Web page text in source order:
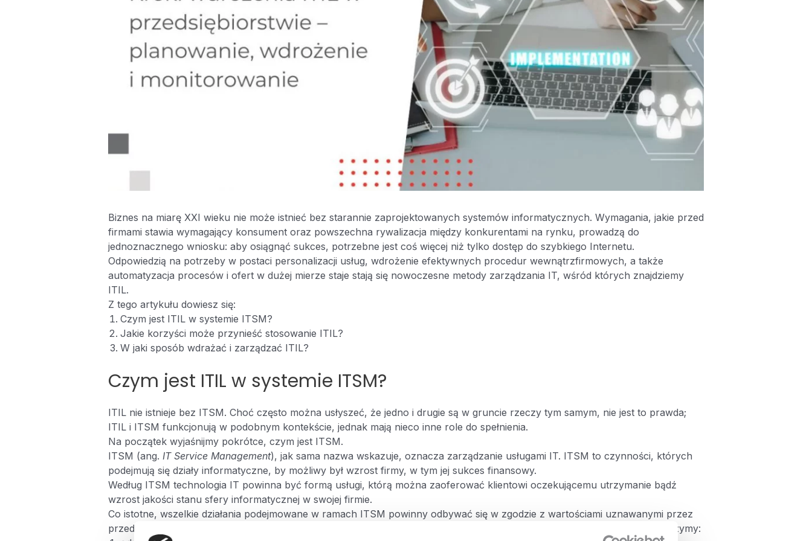
Biznes na miarę XXI wieku nie może istnieć bez starannie zaprojektowanych systemów informatycznych. Wymagania, jakie przed
firmami stawia wymagający konsument oraz powszechna rywalizacja między konkurentami na rynku, prowadzą do
jednoznacznego wniosku: aby osiągnąć sukces, potrzebne jest coś więcej niż tylko dostęp do szybkiego Internetu.
Odpowiedzią na potrzeby w postaci personalizacji usług, wdrożenie efektywnych procedur wewnątrzfirmowych, a także
automatyzacja procesów i ofert w dużej mierze staje stają się nowoczesne metody zarządzania IT, wśród których znajdziemy
ITIL.
Z tego artykułu dowiesz się:
Czym jest ITIL w systemie ITSM?
Jakie korzyści może przynieść stosowanie ITIL?
W jaki sposób wdrażać i zarządzać ITIL?
Czym jest ITIL w systemie ITSM?
ITIL nie istnieje bez ITSM. Choć często można usłyszeć, że jedno i drugie są w gruncie rzeczy tym samym, nie jest to prawda;
ITIL i ITSM funkcjonują w podobnym kontekście, jednak mają nieco inne role do spełnienia.
Na początek wyjaśnijmy pokrótce, czym jest ITSM.
ITSM (ang. IT Service Management), jak sama nazwa wskazuje, oznacza zarządzanie usługami IT. ITSM to czynności, których
podejmują się działy informatyczne, by możliwy był wzrost firmy, w tym jej sukces finansowy.
Według ITSM technologia IT powinna być formą usługi, którą można zaoferować klientowi oczekującemu utrzymanie bądź
wzrost jakości stanu sfery informatycznej w swojej firmie.
Co istotne, wszelkie działania podejmowane w ramach ITSM powinny odbywać się w zgodzie z wartościami uznawanymi przez
przedsiębiorstwo i społeczeństwo, a także w oparciu o zasoby będące w posiadaniu klienta. Do kluczowych zasobów zaliczymy: